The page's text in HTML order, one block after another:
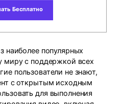
Бесплатно
наиболее популярных
миру с поддержкой всех
пользователи не знают,
с открытым исходным
для выполнения